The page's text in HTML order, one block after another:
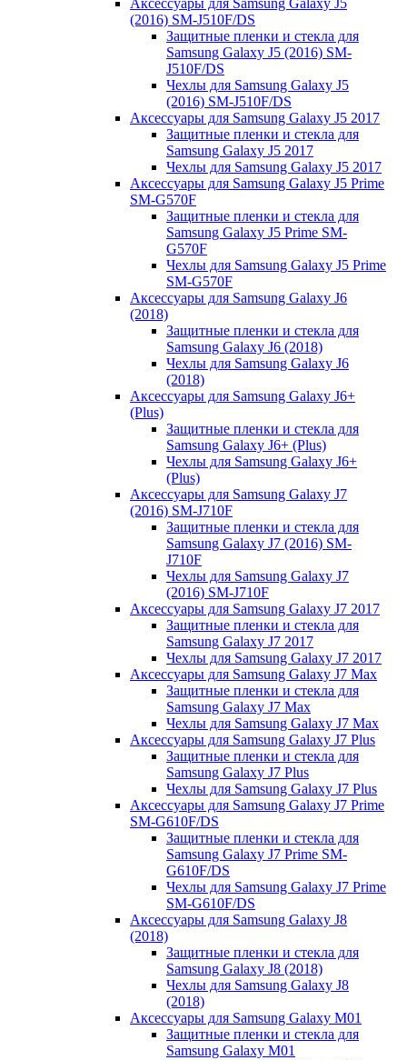
(2016) SM-J510F/DS
Защитные пленки и стекла для
Samsung Galaxy J5 (2016) SM-
J510F/DS
Чехлы для Samsung Galaxy J5
(2016) SM-J510F/DS
Аксессуары для Samsung Galaxy J5 2017
Защитные пленки и стекла для
Samsung Galaxy J5 2017
Чехлы для Samsung Galaxy J5 2017
Аксессуары для Samsung Galaxy J5 Prime
SM-G570F
Защитные пленки и стекла для
Samsung Galaxy J5 Prime SM-
G570F
Чехлы для Samsung Galaxy J5 Prime
SM-G570F
Аксессуары для Samsung Galaxy J6
(2018)
Защитные пленки и стекла для
Samsung Galaxy J6 (2018)
Чехлы для Samsung Galaxy J6
(2018)
Аксессуары для Samsung Galaxy J6+
(Plus)
Защитные пленки и стекла для
Samsung Galaxy J6+ (Plus)
Чехлы для Samsung Galaxy J6+
(Plus)
Аксессуары для Samsung Galaxy J7
(2016) SM-J710F
Защитные пленки и стекла для
Samsung Galaxy J7 (2016) SM-
J710F
Чехлы для Samsung Galaxy J7
(2016) SM-J710F
Аксессуары для Samsung Galaxy J7 2017
Защитные пленки и стекла для
Samsung Galaxy J7 2017
Чехлы для Samsung Galaxy J7 2017
Аксессуары для Samsung Galaxy J7 Max
Защитные пленки и стекла для
Samsung Galaxy J7 Max
Чехлы для Samsung Galaxy J7 Max
Аксессуары для Samsung Galaxy J7 Plus
Защитные пленки и стекла для
Samsung Galaxy J7 Plus
Чехлы для Samsung Galaxy J7 Plus
Аксессуары для Samsung Galaxy J7 Prime
SM-G610F/DS
Защитные пленки и стекла для
Samsung Galaxy J7 Prime SM-
G610F/DS
Чехлы для Samsung Galaxy J7 Prime
SM-G610F/DS
Аксессуары для Samsung Galaxy J8
(2018)
Защитные пленки и стекла для
Samsung Galaxy J8 (2018)
Чехлы для Samsung Galaxy J8
(2018)
Аксессуары для Samsung Galaxy M01
Защитные пленки и стекла для
Samsung Galaxy M01